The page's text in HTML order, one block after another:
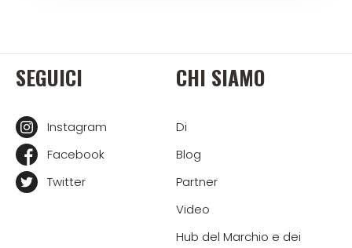
SEGUICI
Instagram
Facebook
Twitter
CHI SIAMO
Di
Blog
Partner
Video
Hub del Marchio e dei